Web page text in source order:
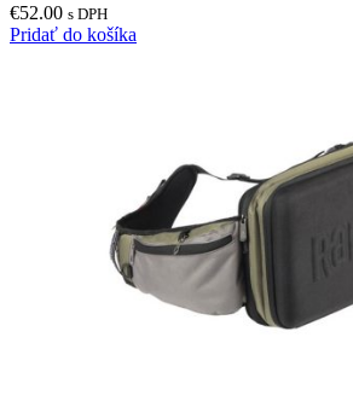
€52.00 s DPH
Pridať do košíka